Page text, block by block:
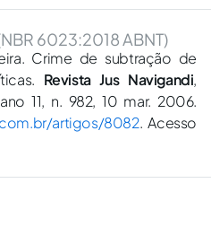
6023:2018 ABNT)
Crime de subtração de
Revista Jus Navigandi,
11, n. 982, 10 mar. 2006.
artigos/8082. Acesso